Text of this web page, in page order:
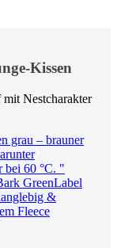
Kissen
Nestcharakter